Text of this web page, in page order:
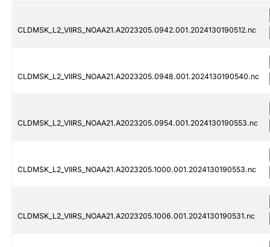
CLDMSK_L2_VIIRS_NOAA21.A2023205.0942.001.2024130190512.nc
CLDMSK_L2_VIIRS_NOAA21.A2023205.0948.001.2024130190540.nc
CLDMSK_L2_VIIRS_NOAA21.A2023205.0954.001.2024130190553.nc
CLDMSK_L2_VIIRS_NOAA21.A2023205.1000.001.2024130190553.nc
CLDMSK_L2_VIIRS_NOAA21.A2023205.1006.001.2024130190531.nc